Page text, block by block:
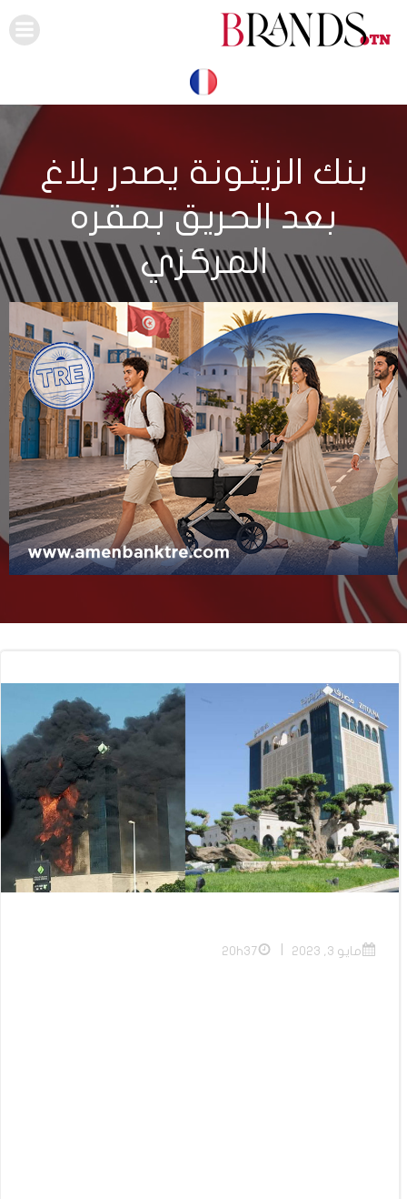
بنك الزيتونة يصدر بلاغ
بعد الحريق بمقره
المركزي
مايو 3, 2023 20h37